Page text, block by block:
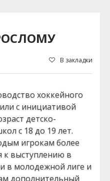
В закладки
хоккейного
с инициативой
детско-
с 18 до 19 лет.
игрокам более
к выступлению в
в молодежной лиге и
дополнительный